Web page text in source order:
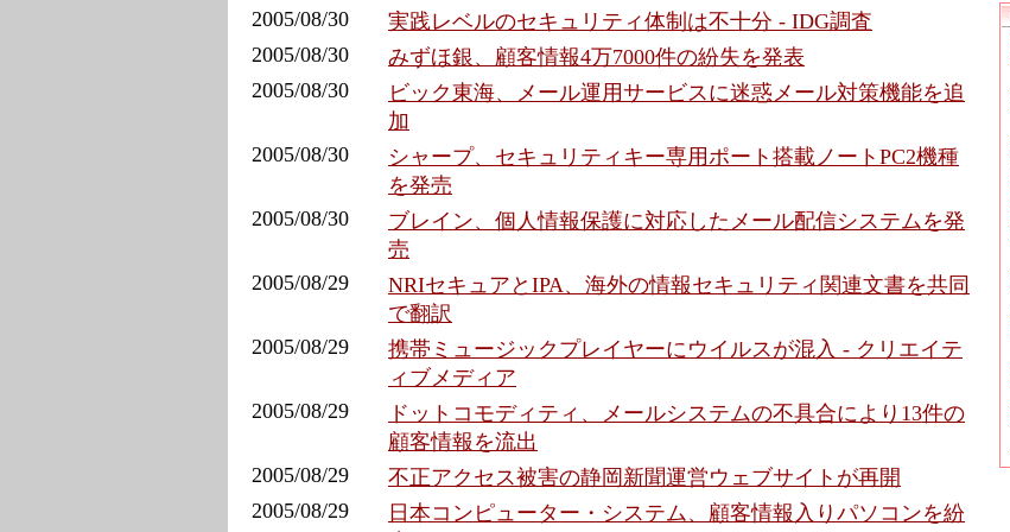
2005/08/30
実践レベルのセキュリティ体制は不十分 - IDG調査
2005/08/30
みずほ銀、顧客情報4万7000件の紛失を発表
2005/08/30
ビック東海、メール運用サービスに迷惑メール対策機能を追
加
2005/08/30
シャープ、セキュリティキー専用ポート搭載ノートPC2機種
を発売
2005/08/30
ブレイン、個人情報保護に対応したメール配信システムを発
売
2005/08/29
NRIセキュアとIPA、海外の情報セキュリティ関連文書を共同
で翻訳
2005/08/29
携帯ミュージックプレイヤーにウイルスが混入 - クリエイテ
ィブメディア
2005/08/29
ドットコモディティ、メールシステムの不具合により13件の
顧客情報を流出
2005/08/29
不正アクセス被害の静岡新聞運営ウェブサイトが再開
2005/08/29
日本コンピューター・システム、顧客情報入りパソコンを紛